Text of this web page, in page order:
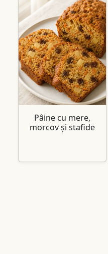
Pâine cu mere,
morcov și stafide